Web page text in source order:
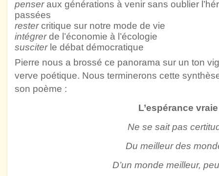
penseraux générations à venir sans oublier
passées
restercritique sur notre mode de vie
intégrerde l’économie à l’écologie
susciterle débat démocratique
Pierre nous a brossé ce panorama sur un ton
verve poétique. Nous terminerons cette
son poème :
L’espérance vraie
Ne se sait pas
Du meilleur des
D’un monde meilleur,